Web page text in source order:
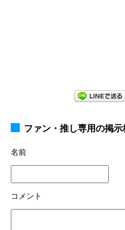
ファン・推し専用の掲示
名前
コメント